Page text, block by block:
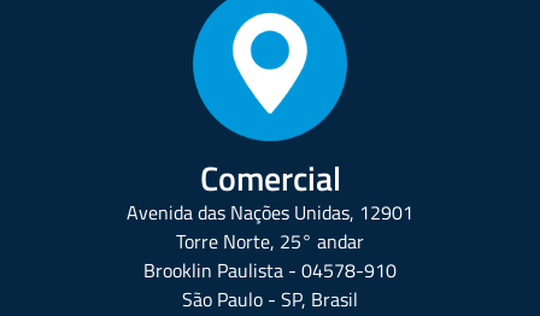
Comercial
Avenida das Nações Unidas, 12901
Torre Norte, 25° andar
Brooklin Paulista - 04578-910
São Paulo - SP, Brasil